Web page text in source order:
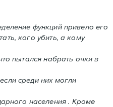
функций привело его
кого убить, а кому
пытался набрать очки в
среди них могли
населения . Кроме